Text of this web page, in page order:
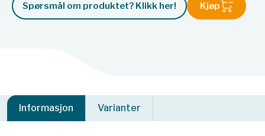
Spørsmål om produktet? Klikk her! Kjøp
Informasjon Varianter